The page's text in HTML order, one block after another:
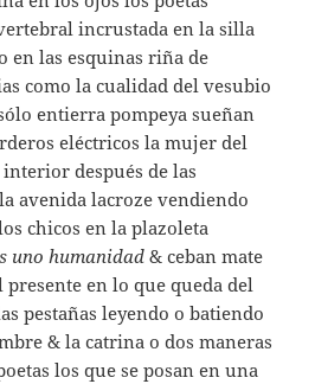
incrustada en la silla
en las esquinas riña de
como la cualidad del vesubio
entierra pompeya sueñan
eléctricos la mujer del
después de las
avenida lacroze vendiendo
chicos en la plazoleta
uno humanidad& ceban mate
en lo que queda del
pestañas leyendo o batiendo
& la catrina o dos maneras
los que se posan en una